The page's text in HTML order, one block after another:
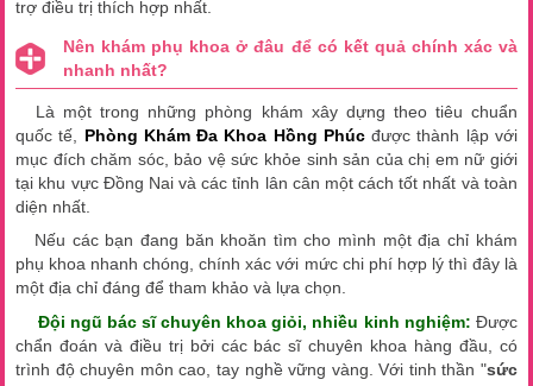
trợ điều trị thích hợp nhất.
Nên khám phụ khoa ở đâu để có kết quả chính xác và
nhanh nhất?
Là một trong những phòng khám xây dựng theo tiêu chuẩn
quốc tế, Phòng Khám Đa Khoa Hồng Phúcđược thành lập với
mục đích chăm sóc, bảo vệ sức khỏe sinh sản của chị em nữ giới
tại khu vực Đồng Nai và các tỉnh lân cân một cách tốt nhất và toàn
diện nhất.
Nếu các bạn đang băn khoăn tìm cho mình một địa chỉ khám
phụ khoa nhanh chóng, chính xác với mức chi phí hợp lý thì đây là
một địa chỉ đáng để tham khảo và lựa chọn.
Đội ngũ bác sĩ chuyên khoa giỏi, nhiều kinh nghiệm: Được
chẩn đoán và điều trị bởi các bác sĩ chuyên khoa hàng đầu, có
trình độ chuyên môn cao, tay nghề vững vàng. Với tinh thần "sức